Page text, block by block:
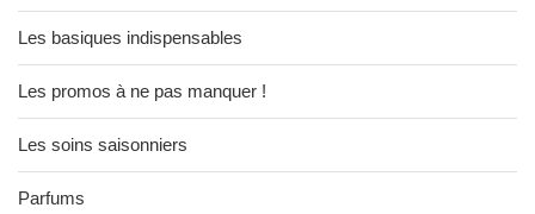
Les basiques indispensables
Les promos à ne pas manquer !
Les soins saisonniers
Parfums